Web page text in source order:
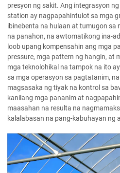
presyon ng sakit. Ang integrasyon
station ay nagpapahintulot sa mga
ibinebenta na hulaan at tumugon sa
na panahon, na awtomatikong ina-
loob upang kompensahin ang mga
pressure, mga pattern ng hangin, at
mga teknolohikal na tampok na ito
sa mga operasyon sa pagtatanim,
magsasaka ng tiyak na kontrol sa
kanilang mga pananim at
maasahan na resulta na
kalalabasan na pang-kabuhayan ng